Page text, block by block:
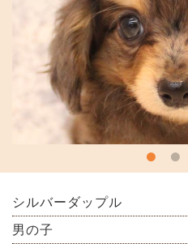
シルバーダップル
男の子